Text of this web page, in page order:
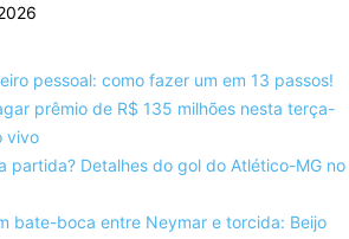
pessoal: como fazer um em 13 passos!
prêmio de R$ 135 milhões nesta terça-
vivo
partida? Detalhes do gol do Atlético-MG no
bate-boca entre Neymar e torcida: Beijo